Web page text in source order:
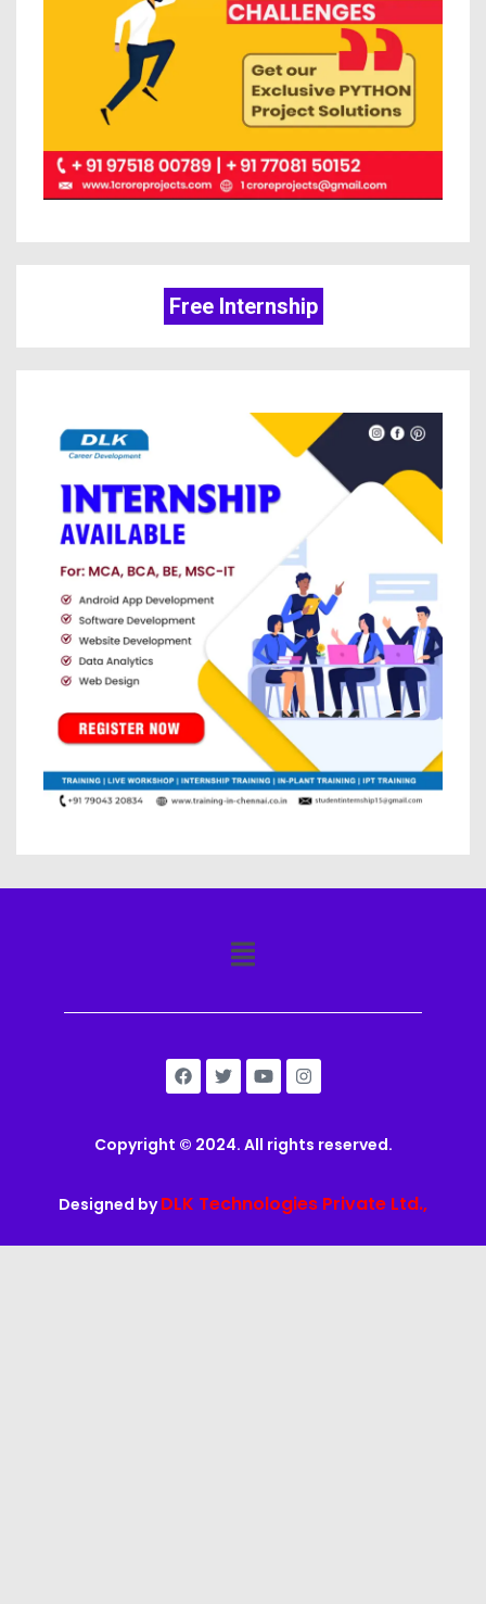
Free Internship
Copyright © 2024. All rights reserved.
Designed byDLK Technologies Private Ltd.,